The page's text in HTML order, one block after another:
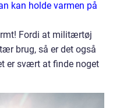
kan holde varmen på
Fordi at militærtøj
brug, så er det også
er svært at finde noget